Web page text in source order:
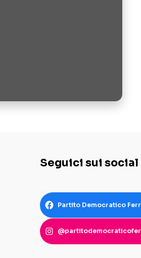
Seguici sui social
Partito Democratico